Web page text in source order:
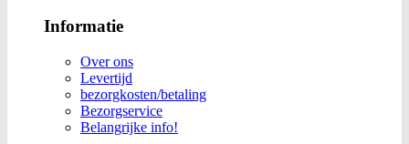
Informatie
Over ons
Levertijd
bezorgkosten/betaling
Bezorgservice
Belangrijke info!